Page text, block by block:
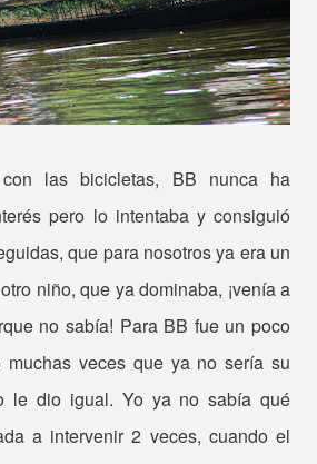
las bicicletas, BB nunca ha
pero lo intentaba y consiguió
que para nosotros ya era un
niño, que ya dominaba, ¡venía a
no sabía! Para BB fue un poco
muchas veces que ya no sería su
le dio igual. Yo ya no sabía qué
a intervenir 2 veces, cuando el